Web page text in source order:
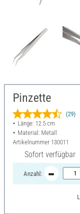
Pinzette
(29)
Länge: 12.5 cm
Material: Metall
Artikelnummer 130011
Sofort verfügbar
Anzahl: